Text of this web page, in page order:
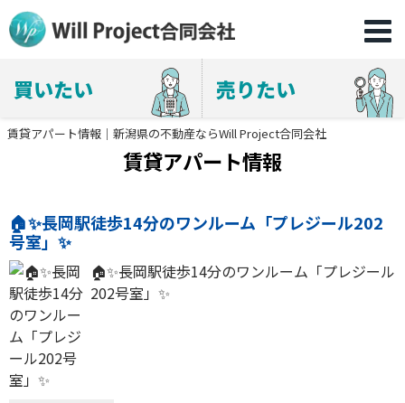
買いたい 売りたい
賃貸アパート情報｜新潟県の不動産ならWill Project合同会社
賃貸アパート情報
🏠✨長岡駅徒歩14分のワンルーム「プレジール202
号室」✨
🏠✨長岡駅徒歩14分のワンルーム「プレジール
202号室」✨